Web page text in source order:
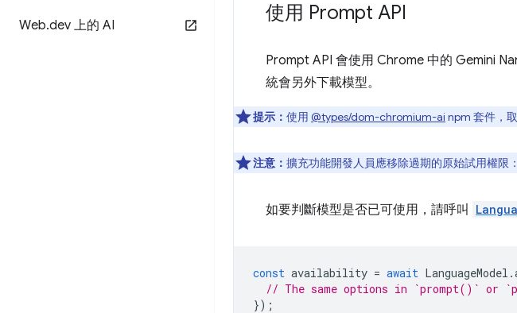
Web.dev 上的 AI
使用 Prompt API
Prompt API 會使用 Chrome 中的 Gemini
統會另外下載模型。
提示： 使用 @types/dom-chromium-ai npm 套件，
注意： 擴充功能開發人員應移除過期的原始試用權限：
如要判斷模型是否已可使用，請呼叫
const availability = await LanguageModel .
// The same options in `prompt()` or
});